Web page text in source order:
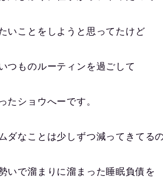
いことをしようと思ってたけど
つものルーティンを過ごして
たショウへーです。
ダなことは少しずつ減ってきてる
いで溜まりに溜まった睡眠負債を